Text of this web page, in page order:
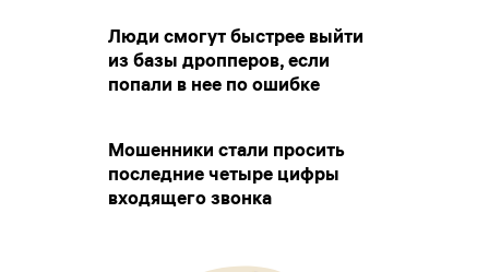
Люди смогут быстрее выйти
из базы дропперов, если
попали в нее по ошибке
Мошенники стали просить
последние четыре цифры
входящего звонка